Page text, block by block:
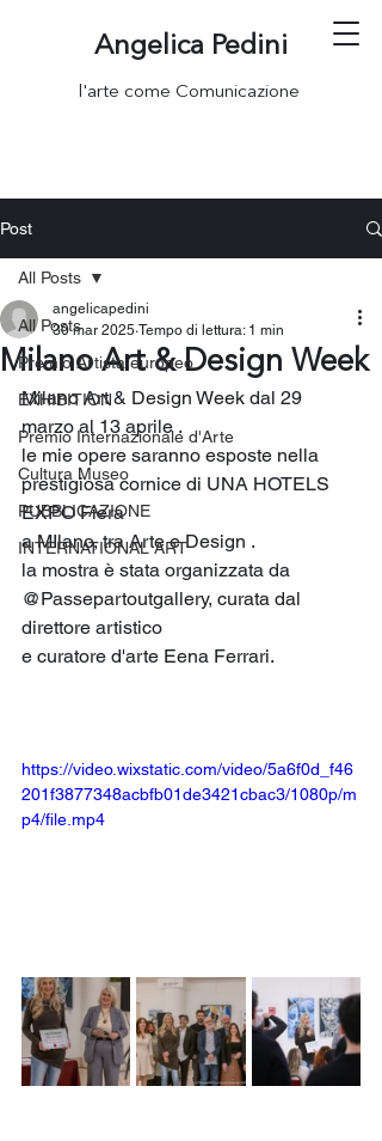
Angelica Pedini
l'arte come Comunicazione
Post
All Posts
Premio Artista europeo
EXHIBITION
Premio Internazionale d'Arte
Cultura Museo
PUBBLICAZIONE
INTERNATIONAL ART
All Posts
Milano Art & Design Week
angelicapedini
30 mar 2025 Tempo di lettura: 1 min
Milano Art & Design Week dal 29
marzo al 13 aprile .
le mie opere saranno esposte nella
prestigiosa cornice di UNA HOTELS
EXPO Fiera
a MIlano, tra Arte e Design .
la mostra è stata organizzata da
@Passepartoutgallery, curata dal
direttore artistico
e curatore d'arte Eena Ferrari.
https://video.wixstatic.com/video/5a6f0d_f46
201f3877348acbfb01de3421cbac3/1080p/m
p4/file.mp4